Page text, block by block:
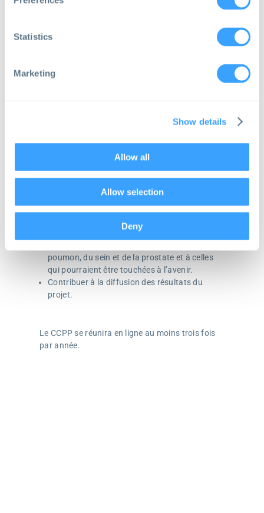
Statistics
Marketing
Show details
Allow all
Allow selection
Deny
Public/Patient d’OPTIMA
public/patient (CCPP) pour OPTIMA.
Le Conseil consultatif du public et des patients
Fournir des commentaires et des suggestions
Activités qui ont un impact sur les
communautés de personnes atteintes du
Aider à créer du matériel éducatif destiné aux
poumon, du sein et de la prostate et à celles
qui pourraient être touchées à l’avenir.
Contribuer à la diffusion des résultats du
projet.
Le CCPP se réunira en ligne au moins trois fois
par année.